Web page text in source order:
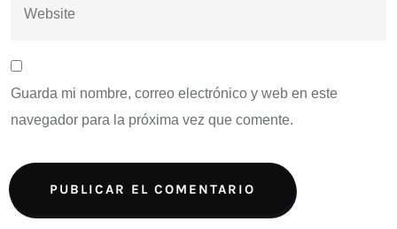
Guarda mi nombre, correo electrónico y web en este
navegador para la próxima vez que comente.